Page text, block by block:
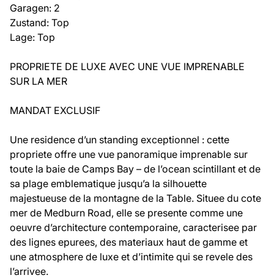
Garagen: 2
Zustand: Top
Lage: Top
PROPRIETE DE LUXE AVEC UNE VUE IMPRENABLE
SUR LA MER
MANDAT EXCLUSIF
Une residence d’un standing exceptionnel : cette
propriete offre une vue panoramique imprenable sur
toute la baie de Camps Bay – de l’ocean scintillant et de
sa plage emblematique jusqu’a la silhouette
majestueuse de la montagne de la Table. Situee du cote
mer de Medburn Road, elle se presente comme une
oeuvre d’architecture contemporaine, caracterisee par
des lignes epurees, des materiaux haut de gamme et
une atmosphere de luxe et d’intimite qui se revele des
l’arrivee.